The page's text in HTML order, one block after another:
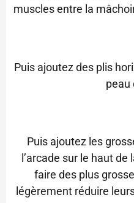
muscles entre la
Puis ajoutez des plis
peau
Puis ajoutez les
l’arcade sur le haut
faire des plus
légèrement réduire